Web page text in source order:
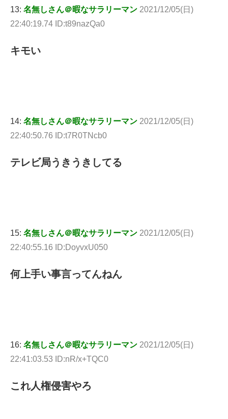
13: 名無しさん＠暇なサラリーマン 2021/12/05(日)
22:40:19.74 ID:t89nazQa0
キモい
14: 名無しさん＠暇なサラリーマン 2021/12/05(日)
22:40:50.76 ID:t7R0TNcb0
テレビ局うきうきしてる
15: 名無しさん＠暇なサラリーマン 2021/12/05(日)
22:40:55.16 ID:DoyvxU050
何上手い事言ってんねん
16: 名無しさん＠暇なサラリーマン 2021/12/05(日)
22:41:03.53 ID:nR/x+TQC0
これ人権侵害やろ